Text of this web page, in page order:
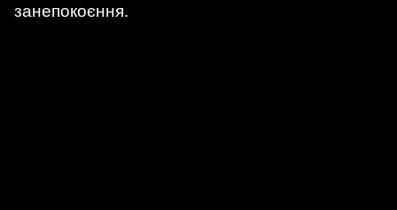
занепокоєння.